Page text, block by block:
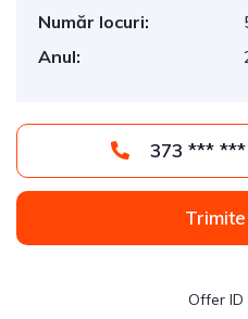
Număr locuri:
Anul:
Offer ID